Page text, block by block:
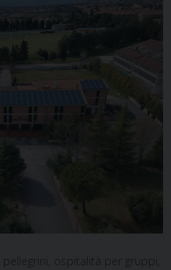
ospitalità per gruppi,